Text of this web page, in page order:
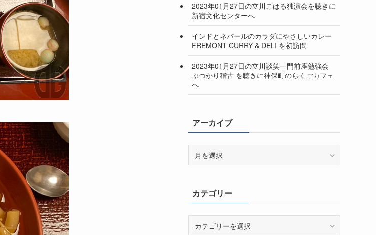
2023年01月27日の立川こはる独演会を聴きに
新宿文化センターへ
インドとネパールのカラダにやさしいカレー
FREMONT CURRY & DELI を初訪問
2023年01月27日の立川談笑一門前座勉強会
ぶつかり稽古 を聴きに神保町のらくごカフェ
へ
アーカイブ
ブカテゴリー